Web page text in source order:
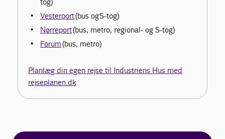
Vesterport(bus og S-tog)
Nørreport(bus, metro, regional- og S-tog)
Forum(bus, metro)
Planlæg din egen rejse til Industriens Hus med
rejseplanen.dk